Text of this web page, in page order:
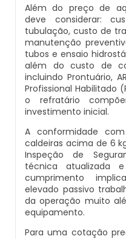
Curso De
Curso Operação
Curso
Caldeiras
Empresa De
Fabricante De
Fabricantes De
Inspeção
Manutenção E
Plano De Inspeção
Profissionais Para
Profissionais Que
Profissional
Montagem De
Preço Montagem
Preço Montagem
Preço Montagem
Preço Montagem
Preço Montagem
Preço Montagem
Preço Montagem
Fabrica De
Fabricante De
Ferro Com
Fornecedor De
Onde Comprar
Peças Para
Preço Caldeira A
Queimadores Para
Queimador Para
Serviço De
Valor Caldeira A
Venda Caldeira A
Peças De Caldeiras
Melhor Caldeira
Caldeiras A Gás
Além do preço de
deve considerar:
tubulação, custo de
manutenção
tubos e ensaio
além do custo de
incluindo Prontuário,
Profissional Habilitado
o refratário
investimento inicial.
A conformidade
caldeiras acima de 6
Inspeção de
técnica atualizada
cumprimento
elevado passivo
da operação muito
equipamento.
Para uma cotação